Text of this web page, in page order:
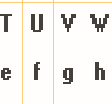
U V W
e f g h